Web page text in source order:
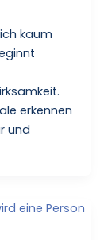
kaum
erkennen
und